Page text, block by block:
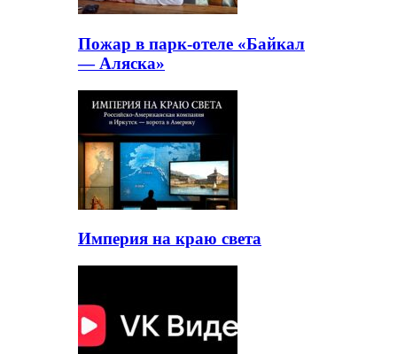
Пожар в парк-отеле «Байкал
— Аляска»
Империя на краю света